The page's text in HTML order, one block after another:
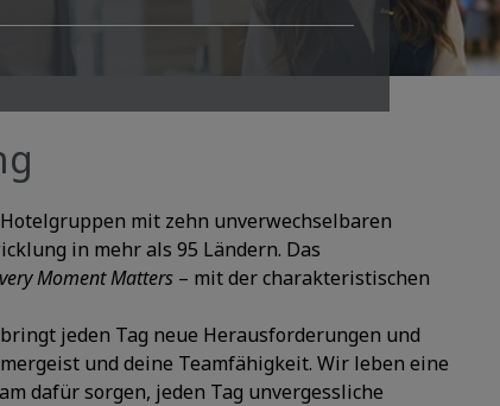
mit zehn unverwechselbaren
in mehr als 95 Ländern. Das
Moment Matters – mit der charakteristischen
jeden Tag neue Herausforderungen und
und deine Teamfähigkeit. Wir leben eine
dafür sorgen, jeden Tag unvergessliche